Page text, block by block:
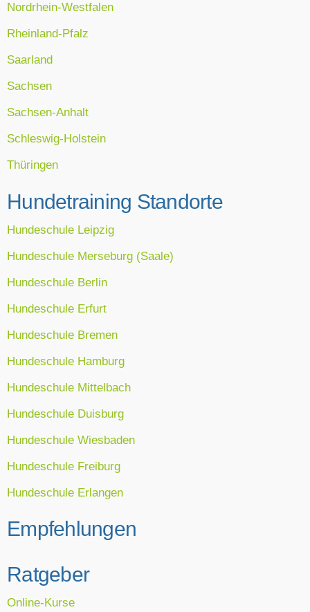
Nordrhein-Westfalen
Rheinland-Pfalz
Saarland
Sachsen
Sachsen-Anhalt
Schleswig-Holstein
Thüringen
Hundetraining Standorte
Hundeschule Leipzig
Hundeschule Merseburg (Saale)
Hundeschule Berlin
Hundeschule Erfurt
Hundeschule Bremen
Hundeschule Hamburg
Hundeschule Mittelbach
Hundeschule Duisburg
Hundeschule Wiesbaden
Hundeschule Freiburg
Hundeschule Erlangen
Empfehlungen
Ratgeber
Online-Kurse